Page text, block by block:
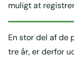
muligt at
En stor del af de
tre år, er derfor